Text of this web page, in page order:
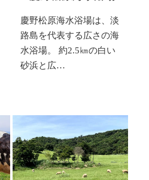
慶野松原海水浴場は、淡
路島を代表する広さの海
水浴場。 約2.5㎞の白い
砂浜と広…